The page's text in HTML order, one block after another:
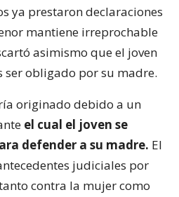
ya prestaron declaraciones
mantiene irreprochable
asimismo que el joven
ser obligado por su madre.
originado debido a un
el cual el joven se
defender a su madre. El
judiciales por
contra la mujer como